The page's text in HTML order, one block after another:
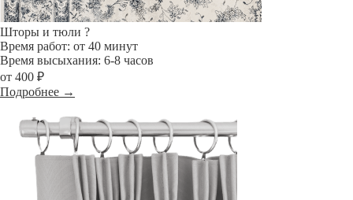
Шторы и тюли ?
Время работ: от 40 минут
Время высыхания: 6-8 часов
от 400 ₽
Подробнее →